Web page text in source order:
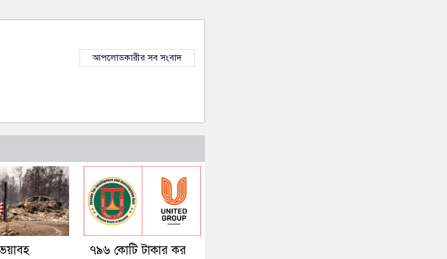
আপলোডকারীর সব সংবাদ
ভয়াবহ
৭৯৬ কোটি টাকার কর